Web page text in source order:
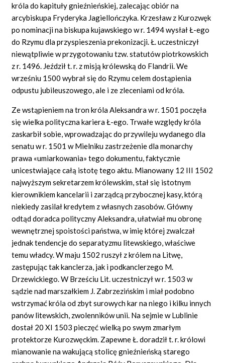
króla do kapituły gnieźnieńskiej, zalecając obiór na
arcybiskupa Fryderyka Jagiellończyka. Krzesław z Kurozwęk
po nominacji na biskupa kujawskiego w r. 1494 wysłał Ł-ego
do Rzymu dla przyspieszenia prekonizacji. Ł. uczestniczył
niewątpliwie w przygotowaniu tzw. statutów piotrkowskich
z r. 1496. Jeździł t. r. z misją królewską do Flandrii. We
wrześniu 1500 wybrał się do Rzymu celem dostąpienia
odpustu jubileuszowego, ale i ze zleceniami od króla.
Ze wstąpieniem na tron króla Aleksandra w r. 1501 poczęła
się wielka polityczna kariera Ł-ego. Trwałe względy króla
zaskarbił sobie, wprowadzając do przywileju wydanego dla
senatu w r. 1501 w Mielniku zastrzeżenie dla monarchy
prawa «umiarkowania» tego dokumentu, faktycznie
unicestwiające całą istotę tego aktu. Mianowany 12 III 1502
najwyższym sekretarzem królewskim, stał się istotnym
kierownikiem kancelarii i zarządcą przybocznej kasy, którą
niekiedy zasilał kredytem z własnych zasobów. Główny
odtąd doradca polityczny Aleksandra, ułatwiał mu obronę
wewnętrznej spoistości państwa, w imię której zwalczał
jednak tendencje do separatyzmu litewskiego, właściwe
temu władcy. W maju 1502 ruszył z królem na Litwę,
zastępując tak kanclerza, jak i podkanclerzego M.
Drzewickiego. W Brześciu Lit. uczestniczył w r. 1503 w
sądzie nad marszałkiem J. Zabrzezińskim i miał podobno
wstrzymać króla od zbyt surowych kar na niego i kilku innych
panów litewskich, zwolenników unii. Na sejmie w Lublinie
dostał 20 XI 1503 pieczęć wielką po swym zmarłym
protektorze Kurozwęckim. Zapewne Ł. doradził t. r. królowi
mianowanie na wakującą stolicę gnieźnieńską starego